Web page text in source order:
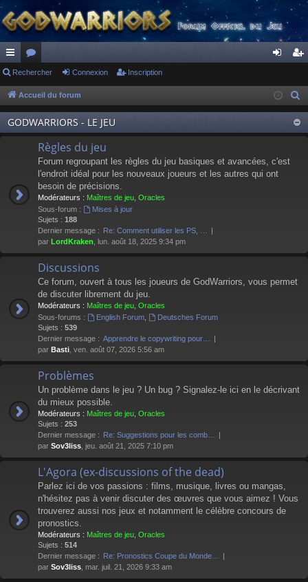
ac
co
ur
ci
or
u
m
s
ne
xi
on
cri
pti
on
Rechercher Connexion Inscription
Accueil du forum
GODWARRIORS - LE JEU
Règles du jeu
Forum regroupant les règles du jeu basiques et avancées, c'est
l'endroit idéal pour les nouveaux joueurs et les autres qui ont
besoin de précisions.
Modérateurs : Maîtres de jeu Oracles
Sous-forum :
Mises à jour
Sujets : 188
Dernier message : Re: Comment utiliser les PS, …
par LordKraken , lun. août 18, 2025 9:34 pm
Discussions
Ce forum, ouvert à tous les joueurs de GodWarriors, vous permet
de discuter librement du jeu.
Modérateurs : Maîtres de jeu Oracles
Sous-forums :
English Forum,
Deutsches Forum
Sujets : 539
Dernier message : Apprendre le copywriting pour…
par Basti , ven. août 07, 2026 5:56 am
Problèmes
Un problème dans le jeu ? Un bug ? Signalez-le ici en le décrivant
du mieux possible.
Modérateurs : Maîtres de jeu Oracles
Sujets : 253
Dernier message : Re: Suggestions pour les comb…
par Sov3liss , jeu. août 21, 2025 7:10 pm
L'Agora (ex-discussions of the dead)
Parlez ici de vos passions : films, musique, livres ou mangas,
n'hésitez pas à venir discuter des œuvres que vous aimez ! Vous
trouverez aussi nos jeux et notamment le célèbre concours de
pronostics.
Modérateurs : Maîtres de jeu Oracles
Sujets : 514
Dernier message : Re: Pronostics Coupe du Monde…
par Sov3liss , mar. juil. 21, 2026 9:33 am